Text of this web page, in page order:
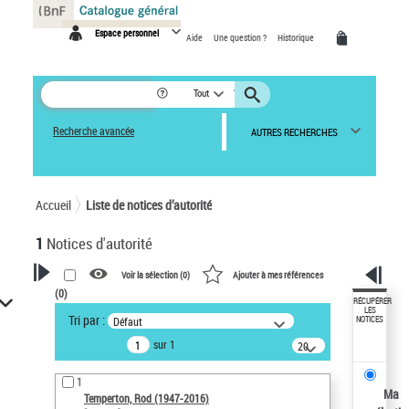
Espace personnel Aide Une question ? Historique
Tout
Recherche avancée AUTRES RECHERCHES
Accueil Liste de notices d’autorité
1 Notices d'autorité
VOTRE RECHERCHE
Recherche avancée dans les
notices d’autorité
Œuvres liées à l'auteur :
Temperton, Rod (1947-2016)
Voir la sélection (0) Ajouter à mes références
(0)
Tri par : Défaut
sur 1
20
résultats/page
1
Temperton, Rod (1947-2016)
RÉCUPÉRER
LES
NOTICES
Ma
Panneau de gestion des cookies